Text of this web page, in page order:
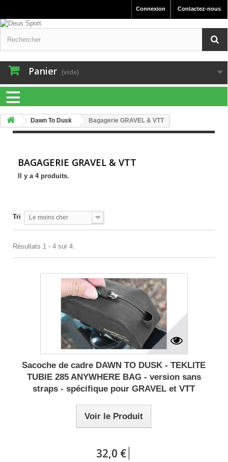
Contactez-nous
Connexion
Panier (vide)
≡
Dawn To Dusk Bagagerie GRAVEL & VTT
BAGAGERIE GRAVEL & VTT
Il y a 4 produits.
Tri Le moins cher
Résultats 1 - 4 sur 4.
Sacoche de cadre DAWN TO DUSK - TEKLITE
TUBIE 285 ANYWHERE BAG - version sans
straps - spécifique pour GRAVEL et VTT
Voir le Produit
32,0 €